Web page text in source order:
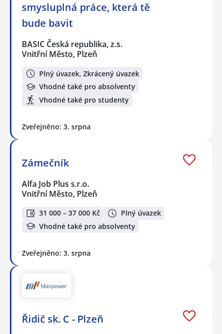
smysluplná práce, která tě
bude bavit
BASIC Česká republika, z.s.
Vnitřní Město, Plzeň
Plný úvazek, Zkrácený úvazek
Vhodné také pro absolventy
Vhodné také pro studenty
Zveřejněno: 3. srpna
Zámečník
Alfa Job Plus s.r.o.
Vnitřní Město, Plzeň
31 000 – 37 000 Kč
Plný úvazek
Vhodné také pro absolventy
Zveřejněno: 3. srpna
Řidič sk. C - Plzeň